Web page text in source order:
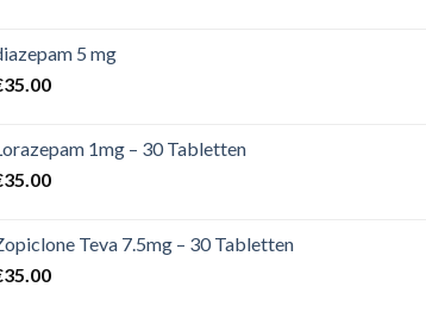
5 mg
35.00
1mg – 30 Tabletten
35.00
Teva 7.5mg – 30 Tabletten
35.00